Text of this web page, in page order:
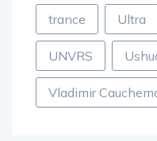
trance Ultra
UNVRS
Vladimir